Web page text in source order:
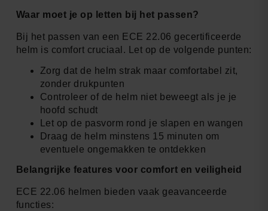
Waar moet je op letten bij het passen?
Bij het passen van een ECE 22.06 gecertificeerde
helm is comfort cruciaal. Let op de volgende punten:
Zorg dat de helm strak maar comfortabel zit,
zonder drukpunten
Controleer of de helm niet beweegt als je je
hoofd schudt
Let op de pasvorm rond je slapen en wangen
Draag de helm minstens 15 minuten om
eventuele ongemakken te ontdekken
Belangrijke features voor comfort en veiligheid
ECE 22.06 helmen bieden vaak geavanceerde
functies: